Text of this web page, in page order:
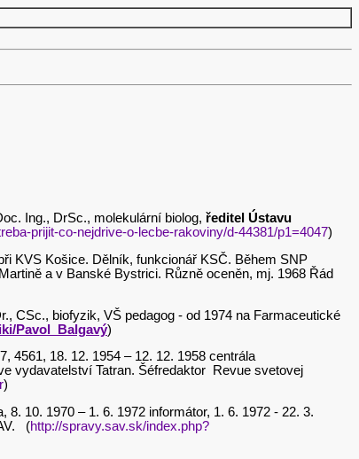
Ing., DrSc., molekulární biolog, ředitel Ústavu
prijit-co-nejdrive-o-lecbe-rakoviny/d-44381/p1=4047)
KVS Košice. Dělník, funkcionář KSČ. Během SNP
a v Banské Bystrici. Různě oceněn, mj. 1968 Řád
CSc., biofyzik, VŠ pedagog - od 1974 na Farmaceutické
Pavol_Balgavý)
4561, 18. 12. 1954 – 12. 12. 1958 centrála
vydavatelství Tatran. Šéfredaktor Revue svetovej
)
8. 10. 1970 – 1. 6. 1972 informátor, 1. 6. 1972 - 22. 3.
(http://spravy.sav.sk/index.php?